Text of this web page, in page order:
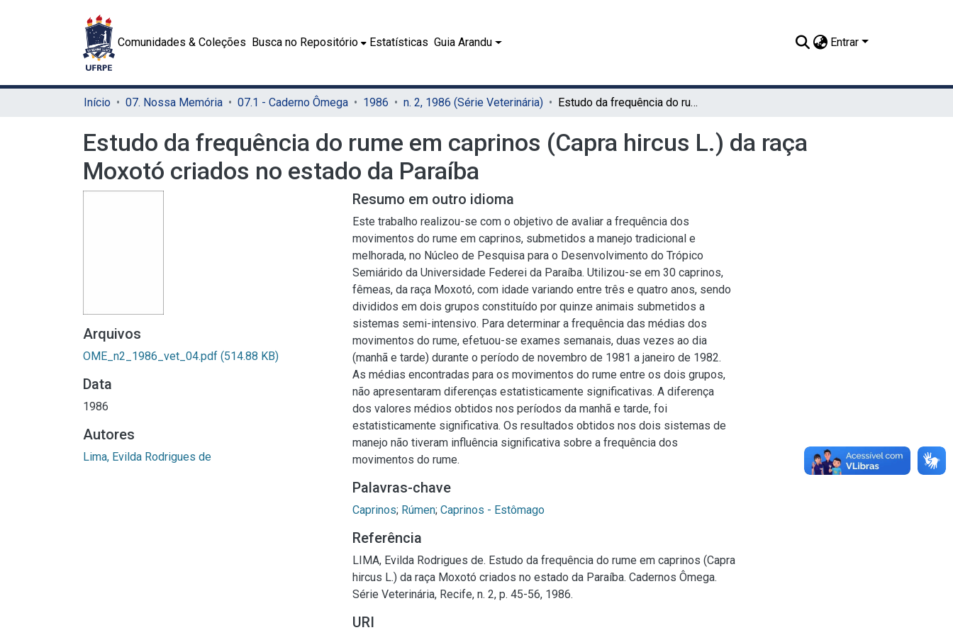
Comunidades & Coleções Busca no Repositório Estatísticas Guia Arandu Entrar
Início 07. Nossa Memória 07.1 - Caderno Ômega 1986 n. 2, 1986 (Série Veterinária) Estudo da frequência do rume em caprinos (Capra hircus L.) da raça Moxotó criados no estado da Paraíba
Estudo da frequência do rume em caprinos (Capra hircus L.) da raça
Moxotó criados no estado da Paraíba
Arquivos
OME_n2_1986_vet_04.pdf (514.88 KB)
Data
1986
Autores
Lima, Evilda Rodrigues de
Resumo em outro idioma
Este trabalho realizou-se com o objetivo de avaliar a frequência dos
movimentos do rume em caprinos, submetidos a manejo tradicional e
melhorada, no Núcleo de Pesquisa para o Desenvolvimento do Trópico
Semiárido da Universidade Federei da Paraíba. Utilizou-se em 30 caprinos,
fêmeas, da raça Moxotó, com idade variando entre três e quatro anos, sendo
divididos em dois grupos constituído por quinze animais submetidos a
sistemas semi-intensivo. Para determinar a frequência das médias dos
movimentos do rume, efetuou-se exames semanais, duas vezes ao dia
(manhã e tarde) durante o período de novembro de 1981 a janeiro de 1982.
As médias encontradas para os movimentos do rume entre os dois grupos,
não apresentaram diferenças estatisticamente significativas. A diferença
dos valores médios obtidos nos períodos da manhã e tarde, foi
estatisticamente significativa. Os resultados obtidos nos dois sistemas de
manejo não tiveram influência significativa sobre a frequência dos
movimentos do rume.
Palavras-chave
Caprinos; Rúmen; Caprinos - Estômago
Referência
LIMA, Evilda Rodrigues de. Estudo da frequência do rume em caprinos (Capra
hircus L.) da raça Moxotó criados no estado da Paraíba. Cadernos Ômega.
Série Veterinária, Recife, n. 2, p. 45-56, 1986.
URI